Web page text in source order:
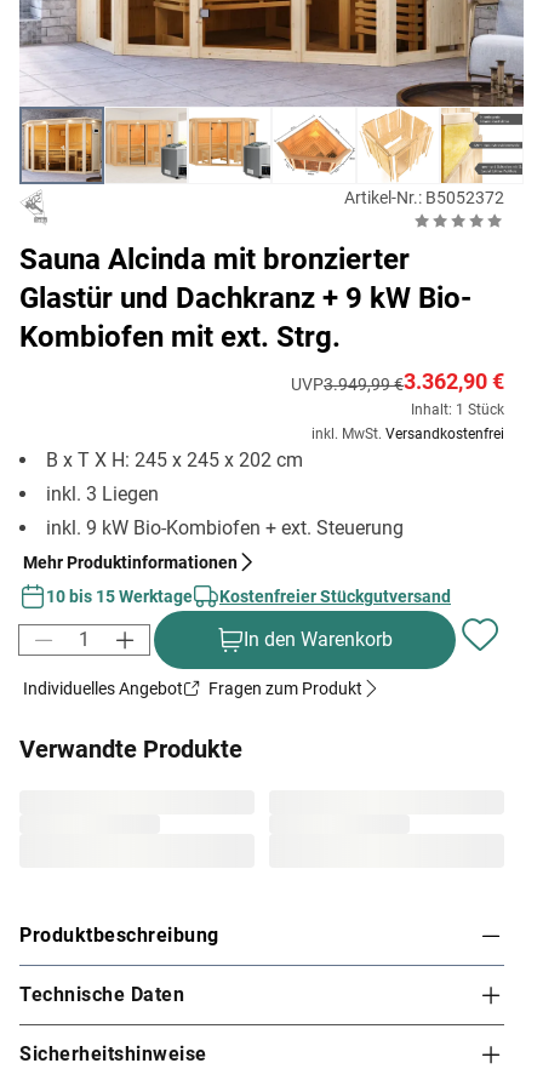
Artikel-Nr.: B5052372
Sauna Alcinda mit bronzierter
Glastür und Dachkranz + 9 kW Bio-
Kombiofen mit ext. Strg.
UVP3.949,99 €3.362,90 €
Inhalt: 1 Stück
inkl. MwSt. Versandkostenfrei
B x T X H: 245 x 245 x 202 cm
inkl. 3 Liegen
inkl. 9 kW Bio-Kombiofen + ext. Steuerung
Mehr Produktinformationen
10 bis 15 Werktage
Kostenfreier Stückgutversand
In den Warenkorb
Individuelles Angebot Fragen zum Produkt
Verwandte Produkte
Produktbeschreibung
Karibu Innensauna Alcinda in Systembauweise
für 2-3 Personen
Dieses Saunamodell – eine System- bzw. Elementsauna
Technische Daten
Sicherheitshinweise